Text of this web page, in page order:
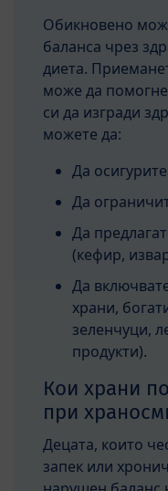
Обикновено
баланса чрез
диета.
може да
си да изгради
можете да:
Да
Да
Да
(кефир,
Да
храни,
зеленчуци,
продукти).
Кои храни
при
Децата, които
запек или